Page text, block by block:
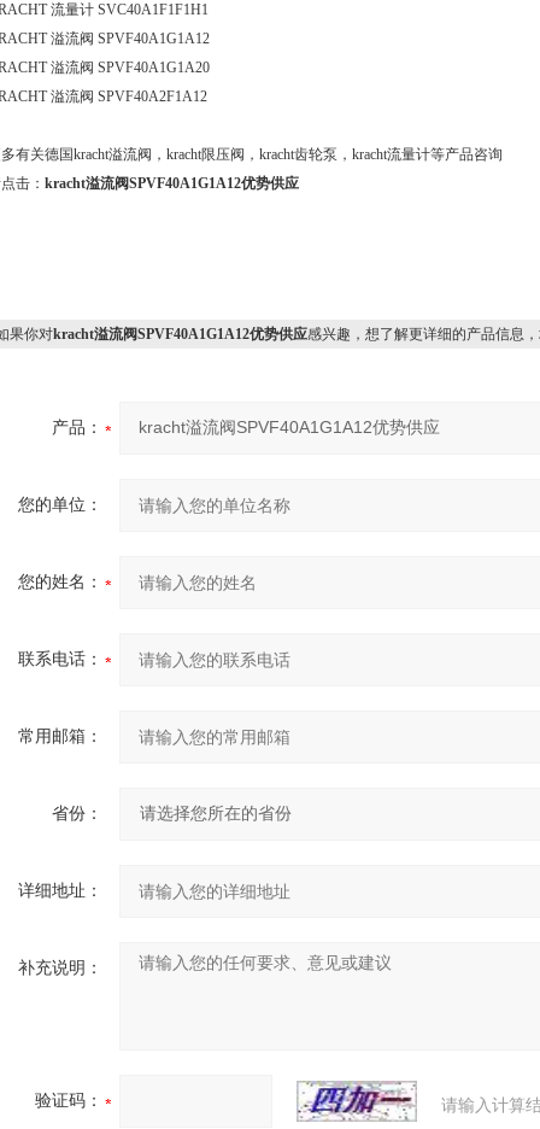
流量计 SVC40A1F1F1H1
溢流阀 SPVF40A1G1A12
溢流阀 SPVF40A1G1A20
溢流阀 SPVF40A2F1A12
有关德国kracht溢流阀，kracht限压阀，kracht齿轮泵，kracht流量计等产品咨询
击： kracht溢流阀SPVF40A1G1A12优势供应
果你对kracht溢流阀SPVF40A1G1A12优势供应感兴趣，想了解更详细的产品信息
产品：
您的单位：
您的姓名：
联系电话：
常用邮箱：
省份：
详细地址：
补充说明：
验证码： 请输入计算